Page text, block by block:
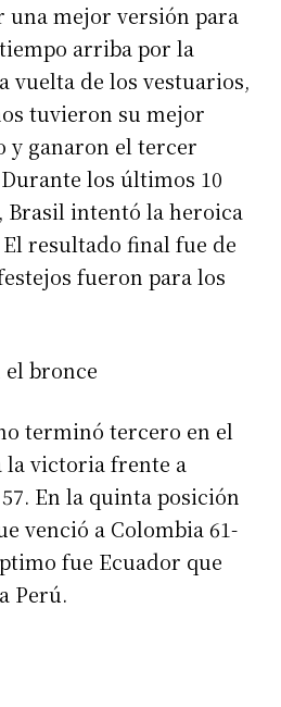
una mejor versión para
arriba por la
vuelta de los vestuarios,
tuvieron su mejor
y ganaron el tercer
los últimos 10
Brasil intentó la heroica
resultado final fue de
fueron para los
el bronce
terminó tercero en el
la victoria frente a
En la quinta posición
venció a Colombia 61-
fue Ecuador que
Perú.